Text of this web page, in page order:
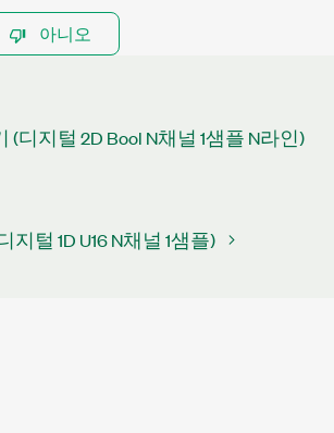
아니오
(디지털 2D Bool N채널 1샘플 N라인)
지털 1D U16 N채널 1샘플)